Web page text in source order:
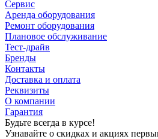
Сервис
Аренда оборудования
Ремонт оборудования
Плановое обслуживание
Тест-драйв
Бренды
Контакты
Доставка и оплата
Реквизиты
О компании
Гарантия
Будьте всегда в курсе!
Узнавайте о скидках и акциях